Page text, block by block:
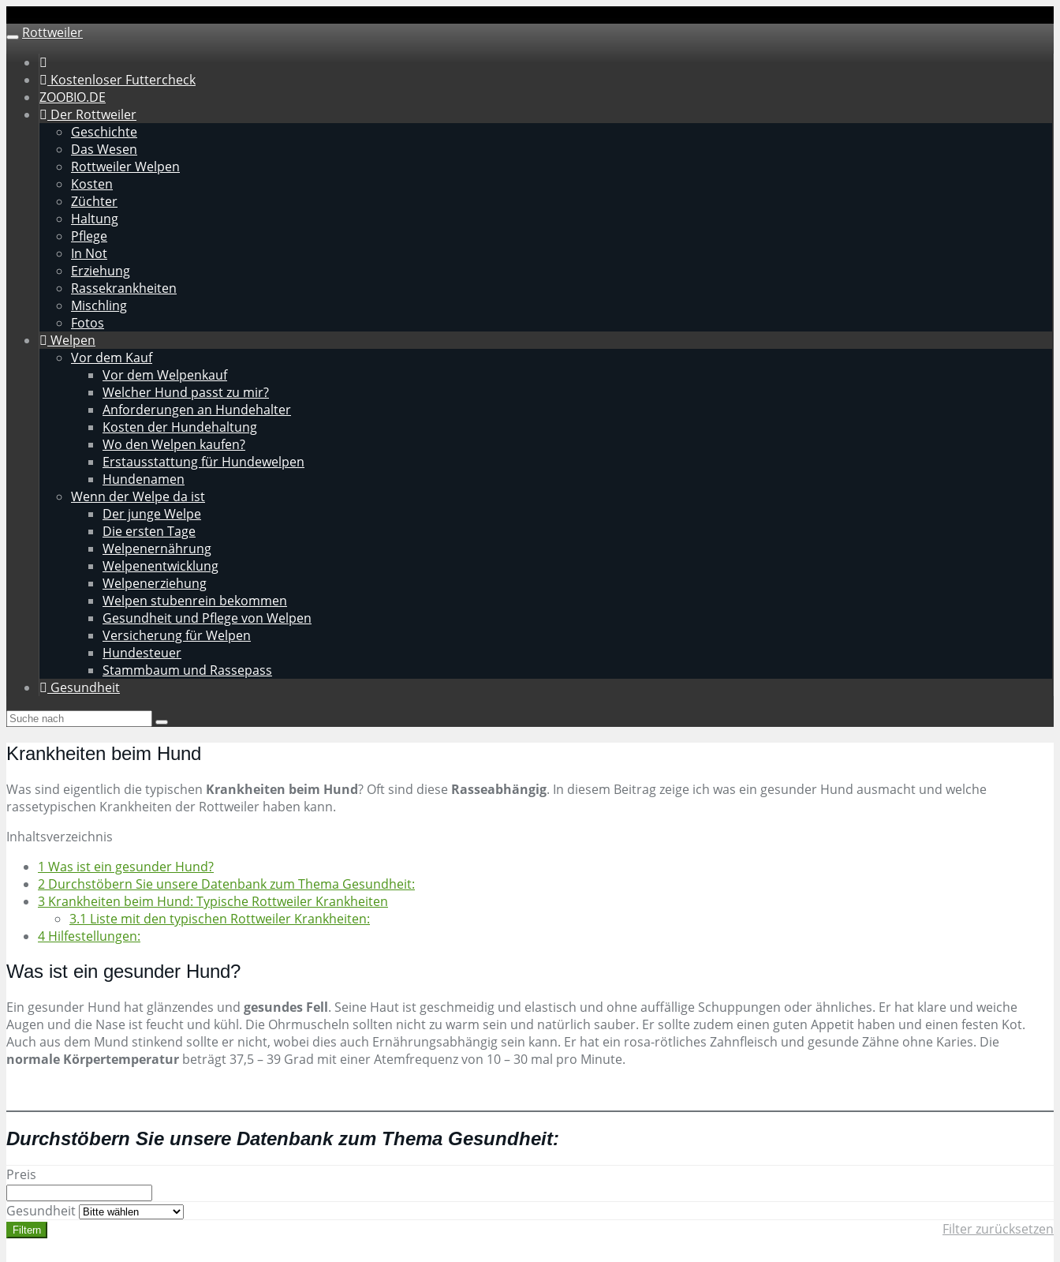
to
content
Toggle
Rottweiler
Kostenloser Futtercheck
ZOOBIO.DE
Der Rottweiler
Geschichte
Das Wesen
Rottweiler Welpen
Kosten
Züchter
Haltung
Pflege
In Not
Erziehung
Rassekrankheiten
Mischling
Fotos
Welpen
Vor dem Kauf
Vor dem Welpenkauf
Welcher Hund passt zu mir?
Anforderungen an Hundehalter
Kosten der Hundehaltung
Wo den Welpen kaufen?
Erstausstattung für Hundewelpen
Hundenamen
Wenn der Welpe da ist
Der junge Welpe
Die ersten Tage
Welpenernährung
Welpenentwicklung
Welpenerziehung
Welpen stubenrein bekommen
Gesundheit und Pflege von Welpen
Versicherung für Welpen
Hundesteuer
Stammbaum und Rassepass
Gesundheit
Krankheiten beim Hund
Was sind eigentlich die typischen Krankheiten beim Hund? Oft sind diese Rasseabhängig. In diesem Beitrag zeige ich was ein gesunder Hund ausmacht und welche
rassetypischen Krankheiten der Rottweiler haben kann.
Inhaltsverzeichnis
1 Was ist ein gesunder Hund?
2 Durchstöbern Sie unsere Datenbank zum Thema Gesundheit:
3 Krankheiten beim Hund: Typische Rottweiler Krankheiten
3.1 Liste mit den typischen Rottweiler Krankheiten:
4 Hilfestellungen:
Was ist ein gesunder Hund?
Ein gesunder Hund hat glänzendes und gesundes Fell. Seine Haut ist geschmeidig und elastisch und ohne auffällige Schuppungen oder ähnliches. Er hat klare und weiche
Augen und die Nase ist feucht und kühl. Die Ohrmuscheln sollten nicht zu warm sein und natürlich sauber. Er sollte zudem einen guten Appetit haben und einen festen Kot.
Auch aus dem Mund stinkend sollte er nicht, wobei dies auch Ernährungsabhängig sein kann. Er hat ein rosa-rötliches Zahnfleisch und gesunde Zähne ohne Karies. Die
normale Körpertemperatur beträgt 37,5 – 39 Grad mit einer Atemfrequenz von 10 – 30 mal pro Minute.
Durchstöbern Sie unsere Datenbank zum Thema Gesundheit:
Preis
Gesundheit
Filter zurücksetzen
Filtern